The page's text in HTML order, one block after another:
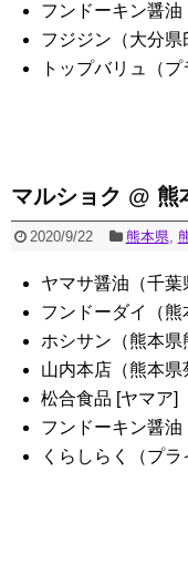
フンドーキン醤油
フジジン（大分県
トップバリュ（
マルショク @ 熊
2020/9/22 熊本県,
ヤマサ醤油（千葉
フンドーダイ（熊
ホシサン（熊本県
山内本店（熊本県
松合食品 [ヤマア]
フンドーキン醤油
くらしらく（プラ